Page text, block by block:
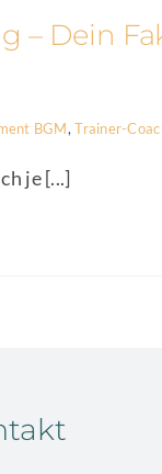
– Dein
BGM,Trainer-
je [...]